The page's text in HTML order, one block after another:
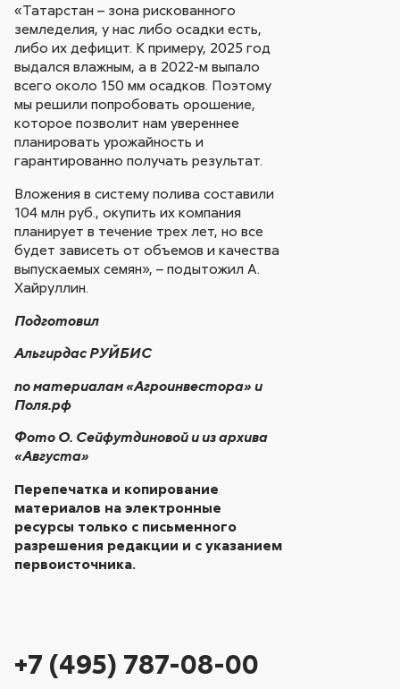
«Татарстан – зона рискованного
земледелия, у нас либо осадки есть,
либо их дефицит. К примеру, 2025 год
выдался влажным, а в 2022-м выпало
всего около 150 мм осадков. Поэтому
мы решили попробовать орошение,
которое позволит нам увереннее
планировать урожайность и
гарантированно получать результат.
Вложения в систему полива составили
104 млн руб., окупить их компания
планирует в течение трех лет, но все
будет зависеть от объемов и качества
выпускаемых семян», – подытожил А.
Хайруллин.
Подготовил
Альгирдас РУЙБИС
по материалам «Агроинвестора» и
Поля.рф
Фото О. Сейфутдиновой и из архива
«Августа»
Перепечатка и копирование
материалов на электронные
ресурсы только с письменного
разрешения редакции и с указанием
первоисточника.
+7 (495) 787-08-00